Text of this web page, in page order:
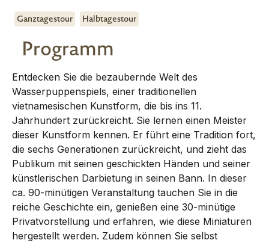
Ganztagestour Halbtagestour
Programm
Entdecken Sie die bezaubernde Welt des
Wasserpuppenspiels, einer traditionellen
vietnamesischen Kunstform, die bis ins 11.
Jahrhundert zurückreicht. Sie lernen einen Meister
dieser Kunstform kennen. Er führt eine Tradition fort,
die sechs Generationen zurückreicht, und zieht das
Publikum mit seinen geschickten Händen und seiner
künstlerischen Darbietung in seinen Bann. In dieser
ca. 90-minütigen Veranstaltung tauchen Sie in die
reiche Geschichte ein, genießen eine 30-minütige
Privatvorstellung und erfahren, wie diese Miniaturen
hergestellt werden. Zudem können Sie selbst